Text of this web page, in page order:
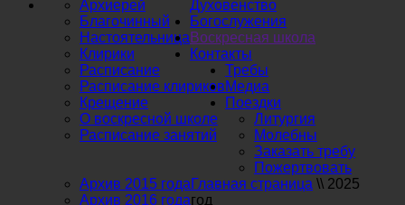
Духовенство
Архиерей
Благочинный
Настоятельница
Клирики
Богослужения
Расписание
Расписание клириков
Крещение
Воскресная школа
О воскресной школе
Расписание занятий
Контакты
Требы
Литургия
Молебны
Заказать требу
Пожертвовать
Медиа
Архив 2015 года
Архив 2016 года
Поездки
Главная страница \\ 2025
год